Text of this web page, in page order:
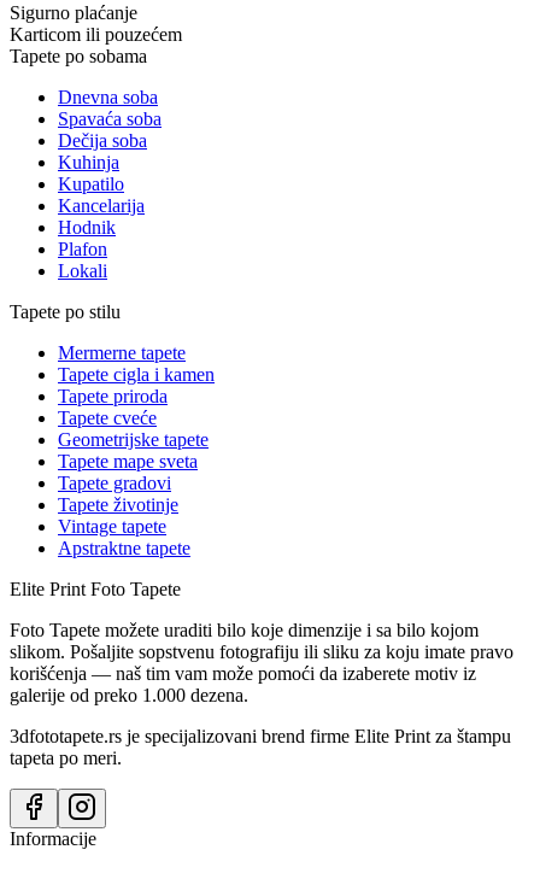
Sigurno plaćanje
Karticom ili pouzećem
Tapete po sobama
Dnevna soba
Spavaća soba
Dečija soba
Kuhinja
Kupatilo
Kancelarija
Hodnik
Plafon
Lokali
Tapete po stilu
Mermerne tapete
Tapete cigla i kamen
Tapete priroda
Tapete cveće
Geometrijske tapete
Tapete mape sveta
Tapete gradovi
Tapete životinje
Vintage tapete
Apstraktne tapete
Elite Print Foto Tapete
Foto Tapete možete uraditi bilo koje dimenzije i sa bilo kojom
slikom. Pošaljite sopstvenu fotografiju ili sliku za koju imate pravo
korišćenja — naš tim vam može pomoći da izaberete motiv iz
galerije od preko 1.000 dezena.
3dfototapete.rs je specijalizovani brend firme Elite Print za štampu
tapeta po meri.
Informacije